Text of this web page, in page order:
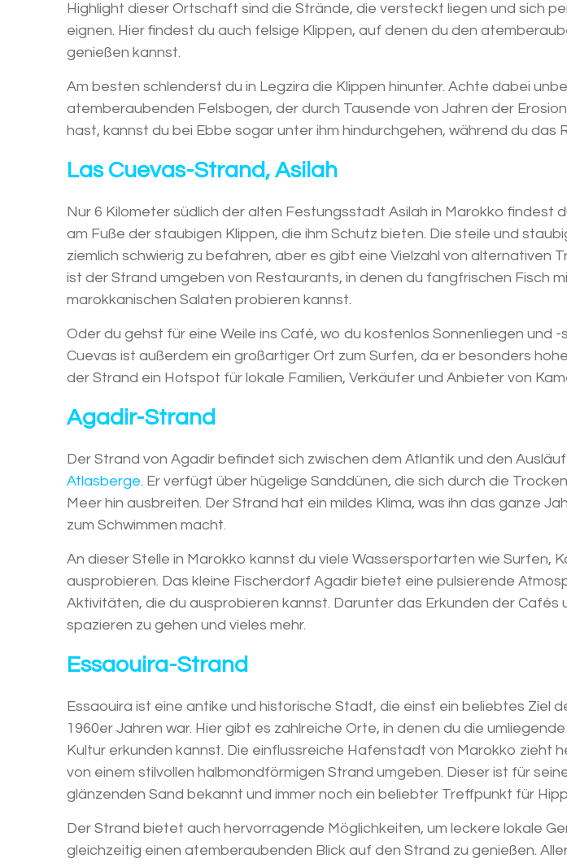
Highlight dieser Ortschaft sind die Strände, die versteckt liegen und sich
eignen. Hier findest du auch felsige Klippen, auf denen du den
genießen kannst.
Am besten schlenderst du in Legzira die Klippen hinunter. Achte dabei
atemberaubenden Felsbogen, der durch Tausende von Jahren der
hast, kannst du bei Ebbe sogar unter ihm hindurchgehen, während du das
Las Cuevas-Strand, Asilah
Nur 6 Kilometer südlich der alten Festungsstadt Asilah in Marokko findest
am Fuße der staubigen Klippen, die ihm Schutz bieten. Die steile und
ziemlich schwierig zu befahren, aber es gibt eine Vielzahl von alternativen
ist der Strand umgeben von Restaurants, in denen du fangfrischen Fisch
marokkanischen Salaten probieren kannst.
Oder du gehst für eine Weile ins Café, wo du kostenlos Sonnenliegen und
Cuevas ist außerdem ein großartiger Ort zum Surfen, da er besonders
der Strand ein Hotspot für lokale Familien, Verkäufer und Anbieter von
Agadir-Strand
Der Strand von Agadir befindet sich zwischen dem Atlantik und den
Atlasberge. Er verfügt über hügelige Sanddünen, die sich durch die
Meer hin ausbreiten. Der Strand hat ein mildes Klima, was ihn das ganze
zum Schwimmen macht.
An dieser Stelle in Marokko kannst du viele Wassersportarten wie Surfen,
ausprobieren. Das kleine Fischerdorf Agadir bietet eine pulsierende
Aktivitäten, die du ausprobieren kannst. Darunter das Erkunden der Cafés
spazieren zu gehen und vieles mehr.
Essaouira-Strand
Essaouira ist eine antike und historische Stadt, die einst ein beliebtes Ziel
1960er Jahren war. Hier gibt es zahlreiche Orte, in denen du die
Kultur erkunden kannst. Die einflussreiche Hafenstadt von Marokko zieht
von einem stilvollen halbmondförmigen Strand umgeben. Dieser ist für
glänzenden Sand bekannt und immer noch ein beliebter Treffpunkt für
Der Strand bietet auch hervorragende Möglichkeiten, um leckere lokale
gleichzeitig einen atemberaubenden Blick auf den Strand zu genießen.